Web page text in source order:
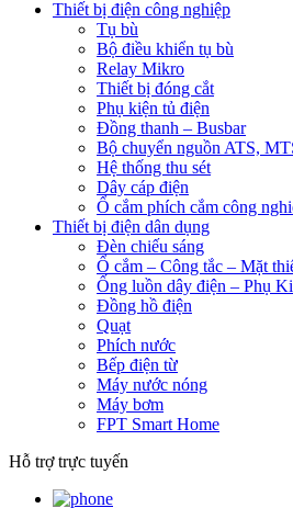
Thiết bị điện công nghiệp
Tụ bù
Bộ điều khiển tụ bù
Relay Mikro
Thiết bị đóng cắt
Phụ kiện tủ điện
Đồng thanh – Busbar
Bộ chuyển nguồn ATS,
Hệ thống thu sét
Dây cáp điện
Ổ cắm phích cắm công
Thiết bị điện dân dụng
Đèn chiếu sáng
Ổ cắm – Công tắc – Mặt
Ống luồn dây điện – Phụ
Đồng hồ điện
Quạt
Phích nước
Bếp điện từ
Máy nước nóng
Máy bơm
FPT Smart Home
Hỗ trợ trực tuyến